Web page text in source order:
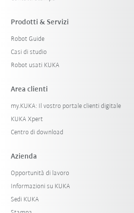
Prodotti & Servizi
Robot Guide
Casi di studio
Robot usati KUKA
Area clienti
my.KUKA: Il vostro portale clienti digitale
KUKA Xpert
Centro di download
Azienda
Opportunità di lavoro
Informazioni su KUKA
Sedi KUKA